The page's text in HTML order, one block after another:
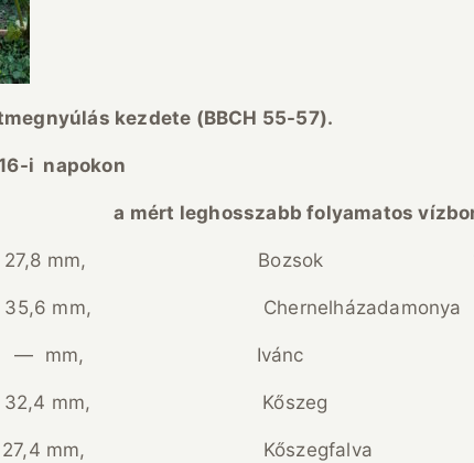
kezdete (BBCH 55-57).
i napokon
mért leghosszabb folyamatos
mm, Bozsok 18
35,6 mm, Chernelházadamonya
mm, Ivánc 16
mm, Kőszeg 13
27,4 mm, Kőszegfalva 17